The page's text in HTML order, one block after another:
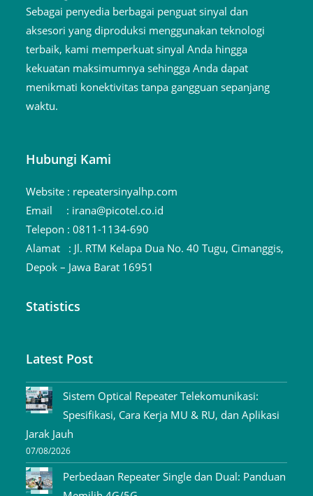
Sebagai penyedia berbagai penguat sinyal dan
aksesori yang diproduksi menggunakan teknologi
terbaik, kami memperkuat sinyal Anda hingga
kekuatan maksimumnya sehingga Anda dapat
menikmati konektivitas tanpa gangguan sepanjang
waktu.
Hubungi Kami
Website : repeatersinyalhp.com
Email : irana@picotel.co.id
Telepon :0811-1134-690
Alamat : Jl. RTM Kelapa Dua No. 40 Tugu, Cimanggis,
Depok – Jawa Barat 16951
Statistics
Latest Post
Sistem Optical Repeater Telekomunikasi:
Spesifikasi, Cara Kerja MU & RU, dan Aplikasi
Jarak Jauh
07/08/2026
Perbedaan Repeater Single dan Dual: Panduan